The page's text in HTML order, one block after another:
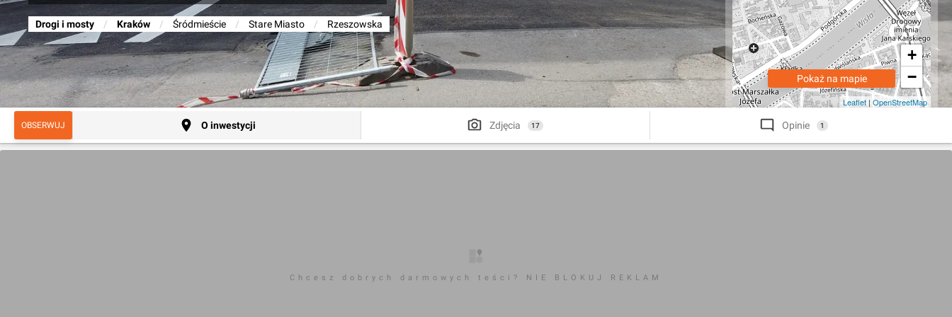
Drogi i mosty / Kraków / Śródmieście / Stare Miasto / Rzeszowska
+
−
Leaflet | OpenStreetMap
Pokaż na mapie
OBSERWUJ O inwestycji Zdjęcia 17 Opinie 1
Chcesz dobrych darmowych teści? NIE BLOKUJ REKLAM